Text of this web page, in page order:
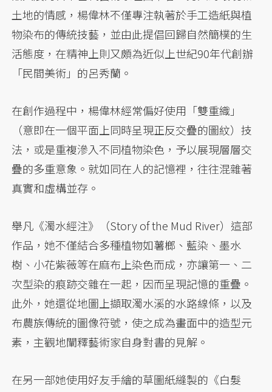
土地的情感，楊偉林不僅專注執著於手工造紙與植
物染布的傳統技藝，並由此提倡回歸自然簡樸的生
活態度，在精神上則又頗為近似上世紀90年代創辦
「民間美術」的呂秀蘭。
在創作過程中，楊偉林經常偏好使用「雙重織」
（意即在一個平面上同時呈現正反交疊的圖紋）技
法，或是重複滲入不同植物染色，予以展現層層交
疊的多重意象。就如同在人的記憶裡，往往混雜著
真實和虛構並存。
舉凡《濁水經注》（Story of the Mud River）這部
作品，她不僅結合多種植物如薯榔、藍染、墨水
樹、小花紫薇等在麻布上染色而成，亦讓第一、二
次型染的痕跡交雜在一起，因而呈現記憶的重疊。
此外，她還從地圖上擷取濁水溪的水路線條，以及
布農族傳統的圖像符號，使之成為畫面中的造型元
素，主觀地闡釋藝術家自身對書的見解。
在另一部她使用好友手繪的草圖紙縫製的《白髮